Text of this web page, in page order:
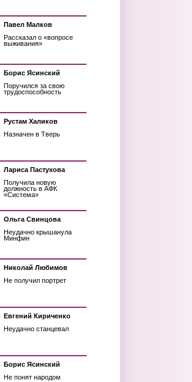
Павел Малков
Рассказал о «вопросе
выживания»
Борис Ясинский
Поручился за свою
трудоспособность
Рустам Халиков
Назначен в Тверь
Лариса Пастухова
Получила новую
должность в АФК
«Система»
Ольга Свинцова
Неудачно крышанула
Минфин
Николай Любимов
Не получил портрет
Евгений Кириченко
Неудачно станцевал
Борис Ясинский
Не понят народом